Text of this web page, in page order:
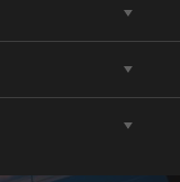
Rhin